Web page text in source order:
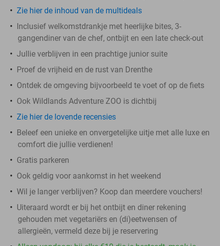
Zie hier de inhoud van de multideals
Inclusief welkomstdrankje met heerlijke bites, 3-
gangendiner van de chef, ontbijt en een late check-out
Jullie verblijven in een prachtige junior suite
Proef de vrijheid en de rust van Drenthe
Ontdek de omgeving bijvoorbeeld te voet of op de fiets
Ook Wildlands Adventure ZOO is dichtbij
Zie hier de lovende recensies
Beleef een unieke en onvergetelijke uitje met alle luxe en
comfort die jullie verdienen!
Gratis parkeren
Ook geldig voor aankomst in het weekend
Wil je langer verblijven? Koop dan meerdere vouchers!
Uiteraard wordt er bij het ontbijt en diner rekening
gehouden met vegetariërs en (di)eetwensen of
allergieën, vermeld deze bij je reservering